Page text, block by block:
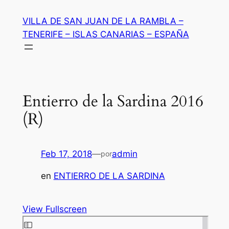
contenido
VILLA DE SAN JUAN DE LA RAMBLA –
TENERIFE – ISLAS CANARIAS – ESPAÑA
Entierro de la Sardina 2016
(R)
Feb 17, 2018—poradmin
en ENTIERRO DE LA SARDINA
View Fullscreen
Saltar